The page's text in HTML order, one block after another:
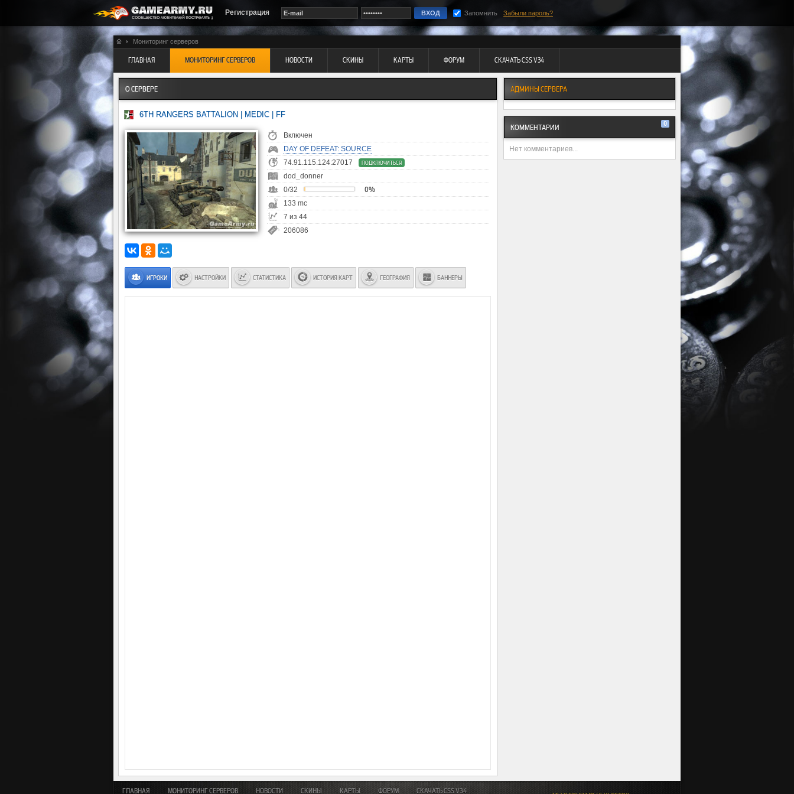
Регистрация Запомнить Забыли пароль?
Мониторинг серверов
ГЛАВНАЯ МОНИТОРИНГ СЕРВЕРОВ НОВОСТИ СКИНЫ КАРТЫ ФОРУМ СКАЧАТЬ CSS V34
О СЕРВЕРЕ
6TH RANGERS BATTALION | MEDIC | FF
Включен
DAY OF DEFEAT: SOURCE
74.91.115.124:27017
ПОДКЛЮЧИТЬСЯ
dod_donner
0/32
0%
133 mc
7 из 44
206086
ИГРОКИ НАСТРОЙКИ СТАТИСТИКА ИСТОРИЯ КАРТ ГЕОГРАФИЯ БАННЕРЫ
АДМИНЫ СЕРВЕРА
КОММЕНТАРИИ 0
Нет комментариев...
ГЛАВНАЯ МОНИТОРИНГ СЕРВЕРОВ НОВОСТИ СКИНЫ КАРТЫ ФОРУМ СКАЧАТЬ CSS V34